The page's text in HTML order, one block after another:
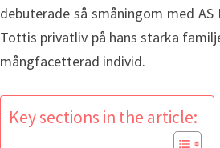
debuterade så småningom med
Tottis privatliv på hans starka
mångfacetterad individ.
Key sections in the article: